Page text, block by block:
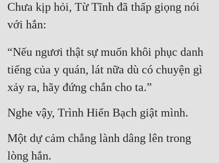
Chưa kịp hỏi, Từ Tĩnh đã thấp giọng nói
với hắn:
“Nếu ngươi thật sự muốn khôi phục danh
tiếng của y quán, lát nữa dù có chuyện gì
xảy ra, hãy đứng chắn cho ta.”
Nghe vậy, Trình Hiển Bạch giật mình.
Một dự cảm chẳng lành dâng lên trong
lòng hắn.